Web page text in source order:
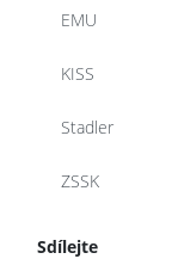
EMU
KISS
Stadler
ZSSK
Sdílejte